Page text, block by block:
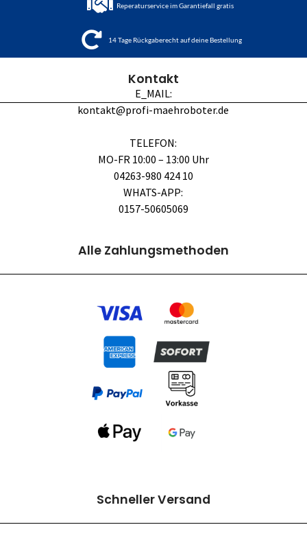
Reperaturservice im Garantiefall gratis
14 Tage Rückgaberecht auf deine Bestellung
Kontakt
E_MAIL:
kontakt@profi-maehroboter.de
TELEFON:
MO-FR 10:00 – 13:00 Uhr
04263-980 424 10
WHATS-APP:
0157-50605069
Alle Zahlungsmethoden
Schneller Versand